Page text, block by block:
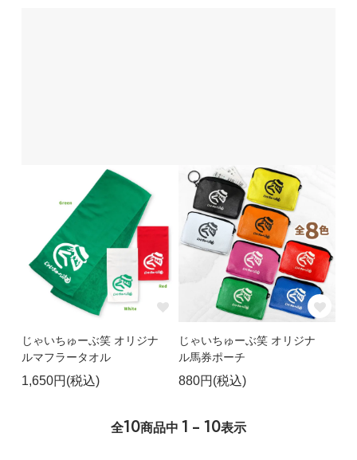
じゃいちゅーぶ笑 オリジナ
ルマフラータオル
1,650円(税込)
じゃいちゅーぶ笑 オリジナ
ル馬券ポーチ
880円(税込)
全10商品中 1 - 10表示